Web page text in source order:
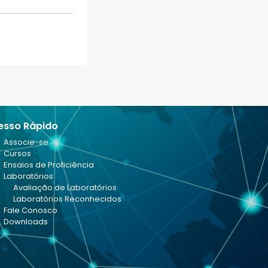
Rápido
Associe-se
Cursos
Ensaios de Proficiência
Laboratórios
Avaliação de Laboratórios
Laboratórios Reconhecidos
Fale Conosco
Downloads